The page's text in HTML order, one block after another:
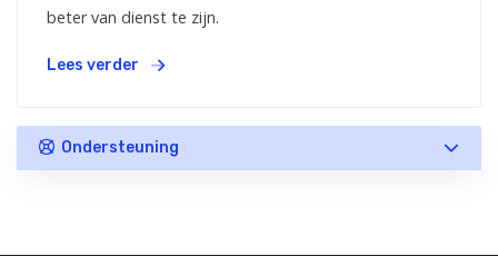
beter van dienst te zijn.
Lees verder
Ondersteuning